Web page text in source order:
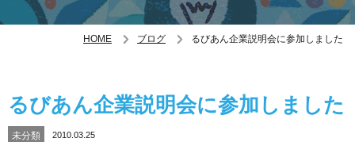
HOME ブログ るびあん企業説明会に参加しました
るびあん企業説明会に参加しました
未分類 2010.03.25